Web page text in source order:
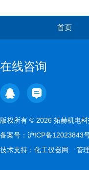
首页
在线咨询
版权所有 © 2026 拓赫机电
备案号： 沪ICP备12023843
技术支持： 化工仪器网 管